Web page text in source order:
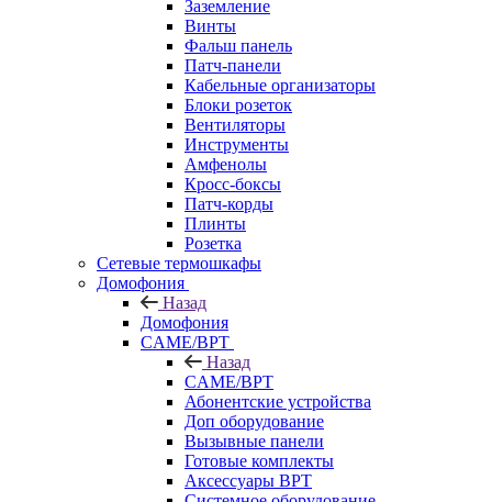
Заземление
Винты
Фальш панель
Патч-панели
Кабельные организаторы
Блоки розеток
Вентиляторы
Инструменты
Амфенолы
Кросс-боксы
Патч-корды
Плинты
Розетка
Сетевые термошкафы
Домофония
Назад
Домофония
CAME/BPT
Назад
CAME/BPT
Абонентские устройства
Доп оборудование
Вызывные панели
Готовые комплекты
Аксессуары BPT